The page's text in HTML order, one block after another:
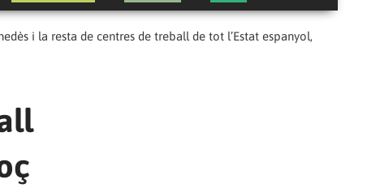
i la resta de centres de treball de tot l’Estat espanyol,